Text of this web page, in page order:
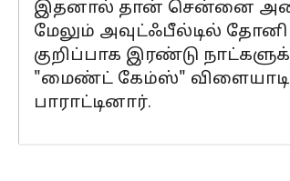
இதனால் தான் சென்னை
மேலும் அவுட்ஃபீல்டில் தோனி
குறிப்பாக இரண்டு
"மைண்ட் கேம்ஸ்"
பாராட்டினார்.